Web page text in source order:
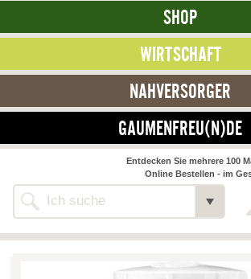
SHOP
WIRTSCHAFT
NAHVERSORGER
GAUMENFREU(N)DE
Alle
Entdecken Sie mehrere 100
Online Bestellen - im
NAHVERSORGER
>> Bauernmarkt << Detail
Bäckerei-Konditorei-Café